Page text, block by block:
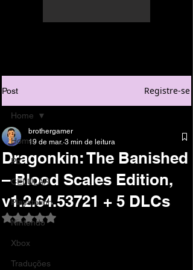
Post Registre-se
Home
Pc
CELULAR
Playstation
Nintendo
Xbox
Traduções
Home
Dragonkin: The Banished
– Blood Scales Edition,
v1.2.64.53721 + 5 DLCs
brothergamer
19 de mar. 3 min de leitura
Avaliado com NaN de 5 estrelas.